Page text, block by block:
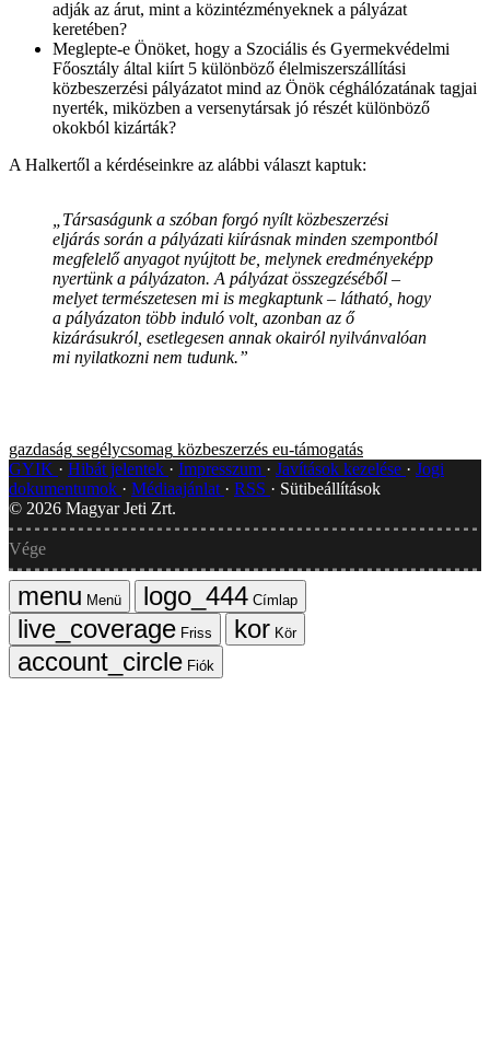
adják az árut, mint a közintézményeknek a pályázat
keretében?
Meglepte-e Önöket, hogy a Szociális és Gyermekvédelmi
Főosztály által kiírt 5 különböző élelmiszerszállítási
közbeszerzési pályázatot mind az Önök céghálózatának tagjai
nyerték, miközben a versenytársak jó részét különböző
okokból kizárták?
A Halkertől a kérdéseinkre az alábbi választ kaptuk:
„Társaságunk a szóban forgó nyílt közbeszerzési
eljárás során a pályázati kiírásnak minden szempontból
megfelelő anyagot nyújtott be, melynek eredményeképp
nyertünk a pályázaton. A pályázat összegzéséből –
melyet természetesen mi is megkaptunk – látható, hogy
a pályázaton több induló volt, azonban az ő
kizárásukról, esetlegesen annak okairól nyilvánvalóan
mi nyilatkozni nem tudunk.”
gazdaság segélycsomag közbeszerzés eu-támogatás
GYIK
Hibát jelentek Impresszum Javítások kezelése
Jogi
dokumentumok
Médiaajánlat RSS
Sütibeállítások
© 2026 Magyar Jeti Zrt.
Vége
Menü
Címlap
Friss
Kör
Fiók